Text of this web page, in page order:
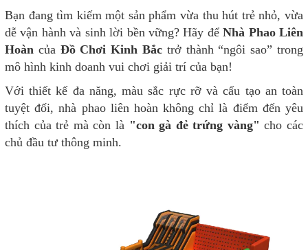
Bạn đang tìm kiếm một sản phẩm vừa thu hút trẻ nhỏ, vừa
dễ vận hành và sinh lời bền vững? Hãy đểNhà Phao Liên
Hoàn của Đồ Chơi Kinh Bắc trở thành “ngôi sao” trong
mô hình kinh doanh vui chơi giải trí của bạn!
Với thiết kế đa năng, màu sắc rực rỡ và cấu tạo an toàn
tuyệt đối, nhà phao liên hoàn không chỉ là điểm đến yêu
thích của trẻ mà còn là "con gà đẻ trứng vàng" cho các
chủ đầu tư thông minh.